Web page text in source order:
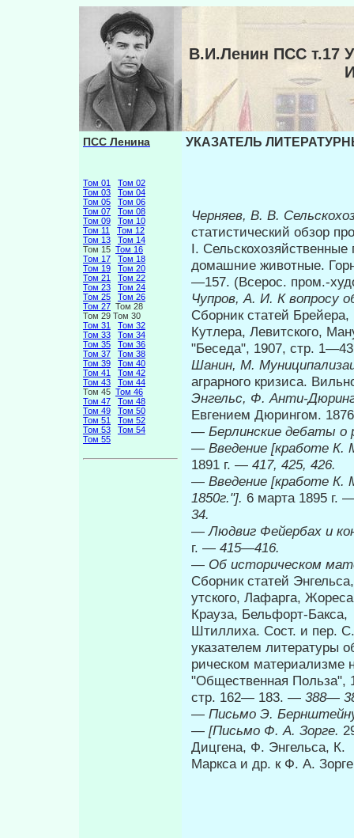
В.И.Ленин ПСС т.17
ПСС Ленина
Том 01
Том 02
Том 03
Том 04
Том 05
Том 06
Том 07
Том 08
Том 09
Том 10
Том 11
Том 12
Том 13
Том 14
Том 15 Том 16
Том 17
Том 18
Том 19
Том 20
Том 21
Том 22
Том 23
Том 24
Том 25
Том 26
Том 27 Том 28
Том 29 Том 30
Том 31
Том 32
Том 33
Том 34
Том 35
Том 36
Том 37
Том 38
Том 39
Том 40
Том 41
Том 42
Том 43
Том 44
Том 45 Том 46
Том 47
Том 48
Том 49
Том 50
Том 51
Том 52
Том 53
Том 54
Том 55
УКАЗАТЕЛЬ
Черняев, В. В.
статистический обзор
I. Сельскохозяйственные
домашние животные.
—157. (Всерос. пром.-
Чупров, А. И. К вопросу
Сборник статей
Кутлера, Левитского,
"Беседа", 1907, стр.
Шанин, М.
аграрного кризиса.
Энгельс, Ф. Анти-
Евгением Дюрингом.
— Берлинские дебаты о
— Введение [кработе К.
1891 г. — 417, 425, 426.
— Введение [кработе К.
1850г."]. 6 марта 1895 г.
34.
—Людвиг Фейербах и
г. — 415—416.
— Об историческом
Сборник статей
утского, Лафарга,
Крауза, Бельфорт-Бакса,
Штиллиха. Сост. и пер.
указателем литературы
рическом материализме
"Общественная Польза",
стр. 162— 183. — 388—
— Письмо Э.
— [Письмо Ф. А. Зорге.
Дицгена, Ф. Энгельса, К.
Маркса и др. к Ф. А.